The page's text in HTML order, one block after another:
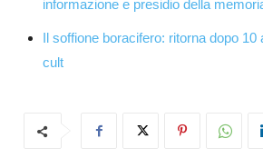
informazione e presidio della
Il soffione boracifero: ritorna dopo 10
cult